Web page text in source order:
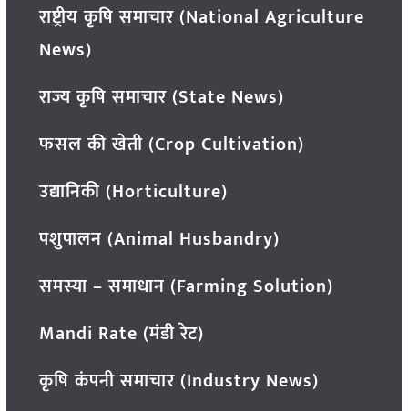
राष्ट्रीय कृषि समाचार (National Agriculture
News)
राज्य कृषि समाचार (State News)
फसल की खेती (Crop Cultivation)
उद्यानिकी (Horticulture)
पशुपालन (Animal Husbandry)
समस्या – समाधान (Farming Solution)
Mandi Rate (मंडी रेट)
कृषि कंपनी समाचार (Industry News)